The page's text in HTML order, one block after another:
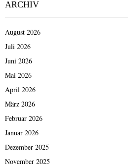
ARCHIV
August 2026
Juli 2026
Juni 2026
Mai 2026
April 2026
März 2026
Februar 2026
Januar 2026
Dezember 2025
November 2025